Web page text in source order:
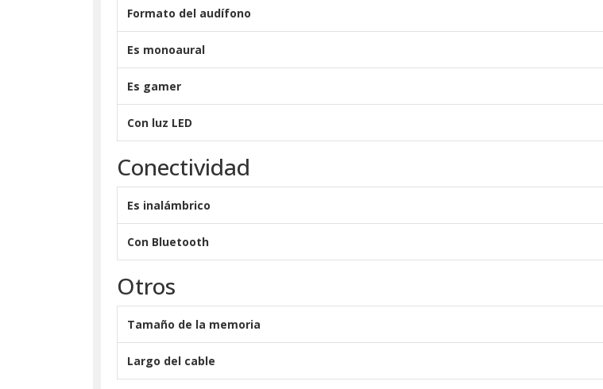
Formato del audífono
Es monoaural
Es gamer
Con luz LED
Conectividad
Es inalámbrico
Con Bluetooth
Otros
Tamaño de la memoria
Largo del cable